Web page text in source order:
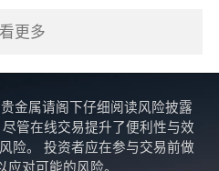
提高评级或规避降级风险而
更多
金属请阁下仔细阅读风险披露
管在线交易提升了便利性与效
险。 投资者应在参与交易前做
对可能的风险。